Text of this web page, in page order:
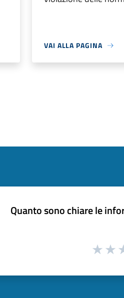
VAI ALLA PAGINA
Quanto sono chiare le